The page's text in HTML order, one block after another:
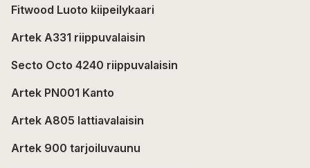
Fitwood Luoto kiipeilykaari
Artek A331 riippuvalaisin
Secto Octo 4240 riippuvalaisin
Artek PN001 Kanto
Artek A805 lattiavalaisin
Artek 900 tarjoiluvaunu